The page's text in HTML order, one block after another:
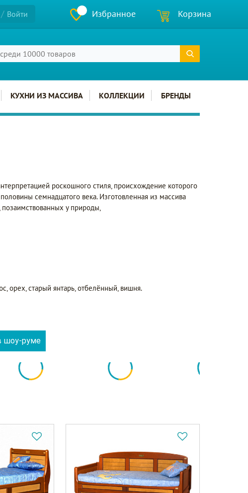
Войти Избранное Корзина
КУХНИ ИЗ МАССИВА КОЛЛЕКЦИИ БРЕНДЫ
роскошного стиля, происхождение которого
семнадцатого века. Изготовленная из массива
у природы,
орех, старый янтарь, отбелённый, вишня.
шоу-руме